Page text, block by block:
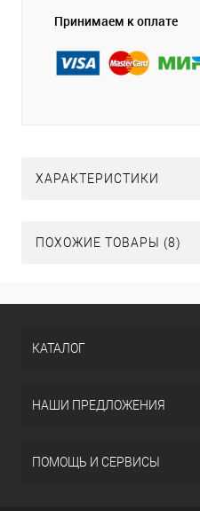
Принимаем к оплате
ХАРАКТЕРИСТИКИ
ПОХОЖИЕ ТОВАРЫ (8)
КАТАЛОГ
НАШИ ПРЕДЛОЖЕНИЯ
ПОМОЩЬ И СЕРВИСЫ